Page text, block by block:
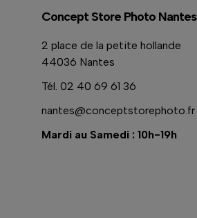
Concept Store Photo Nantes
2 place de la petite hollande
44036 Nantes
Tél. 02 40 69 61 36
nantes@conceptstorephoto.fr
Mardi au Samedi : 10h-19h